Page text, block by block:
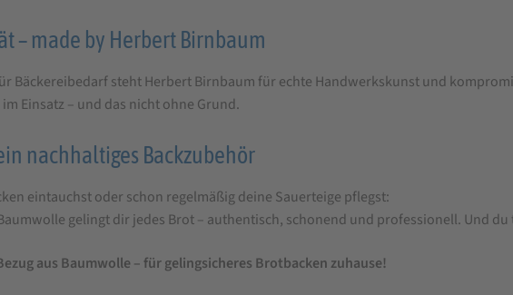
– made by Herbert Birnbaum
Bäckereibedarf steht Herbert Birnbaum für echte Handwerkskunst und
Einsatz – und das nicht ohne Grund.
nachhaltiges Backzubehör
eintauchst oder schon regelmäßig deine Sauerteige pflegst:
gelingt dir jedes Brot – authentisch, schonend und professionell. Und
aus Baumwolle – für gelingsicheres Brotbacken zuhause!